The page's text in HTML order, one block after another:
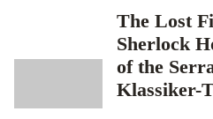
The Lost
Sherlock
of the
Klassiker-